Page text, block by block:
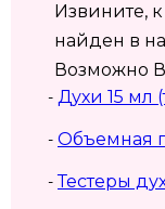
Извините,
найден в
Возможно
- Духи 15 мл
- Объемная
-Тестеры